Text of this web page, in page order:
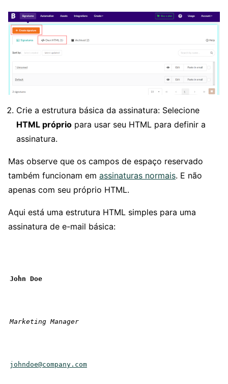
Crie a estrutura básica da assinatura: Selecione
HTML próprio para usar seu HTML para definir a
assinatura.
Mas observe que os campos de espaço reservado
também funcionam em assinaturas normais. E não
apenas com seu próprio HTML.
Aqui está uma estrutura HTML simples para uma
assinatura de e-mail básica:
John Doe
Marketing Manager
johndoe@company.com